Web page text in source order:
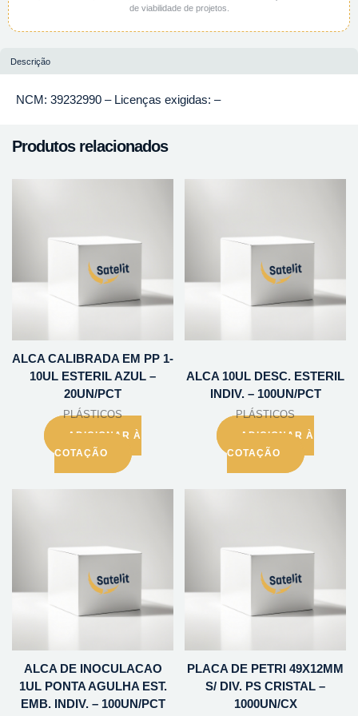
de viabilidade de projetos.
Descrição
NCM: 39232990 – Licenças exigidas: –
Produtos relacionados
ALCA CALIBRADA EM PP 1-
10UL ESTERIL AZUL –
20UN/PCT
PLÁSTICOS
ADICIONAR À
COTAÇÃO
ALCA 10UL DESC. ESTERIL
INDIV. – 100UN/PCT
PLÁSTICOS
ADICIONAR À
COTAÇÃO
ALCA DE INOCULACAO
1UL PONTA AGULHA EST.
EMB. INDIV. – 100UN/PCT
PLACA DE PETRI 49X12MM
S/ DIV. PS CRISTAL –
1000UN/CX